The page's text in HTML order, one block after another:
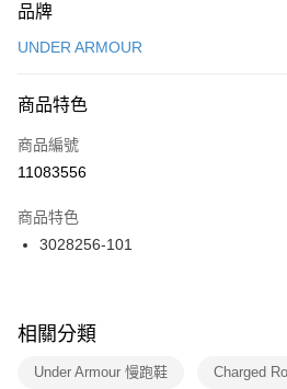
台灣樂天信用卡公司
【關於「AFTEE先享後付」】
便利好安心！
３．安心：先確認商品／服務後，再付款。
【「AFTEE先享後付」結帳流程】
１．於結帳方式選擇「AFTEE先享後付」後
２．訂單成立數日內，您將收到繳費通知簡訊
３．收到繳費通知簡訊後14天內，點擊此簡
ATM／網路銀行／等多元方式進行付款，方
※ 交易是否成功請以「AFTEE先享後付 」之
是否繳費成功／繳費後需取消欲退款等相關
客戶支援中心」https://
運送方式
每筆NT$100，滿NT$1,500(含以上)免運
宅配
每筆NT$100，滿NT$1,500(含以上)免運
付款後門市自取
每筆NT$100，滿NT$1,500(含以上)免運
品牌
UNDER ARMOUR
商品特色
商品編號
11083556
商品特色
3028256-101
相關分類
Under Armour 慢跑鞋 Charged